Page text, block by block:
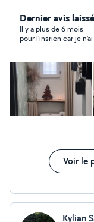
Dernier avis
Il y a plus de 6 mois
pour l'insrien car je
Voir le
Kylian